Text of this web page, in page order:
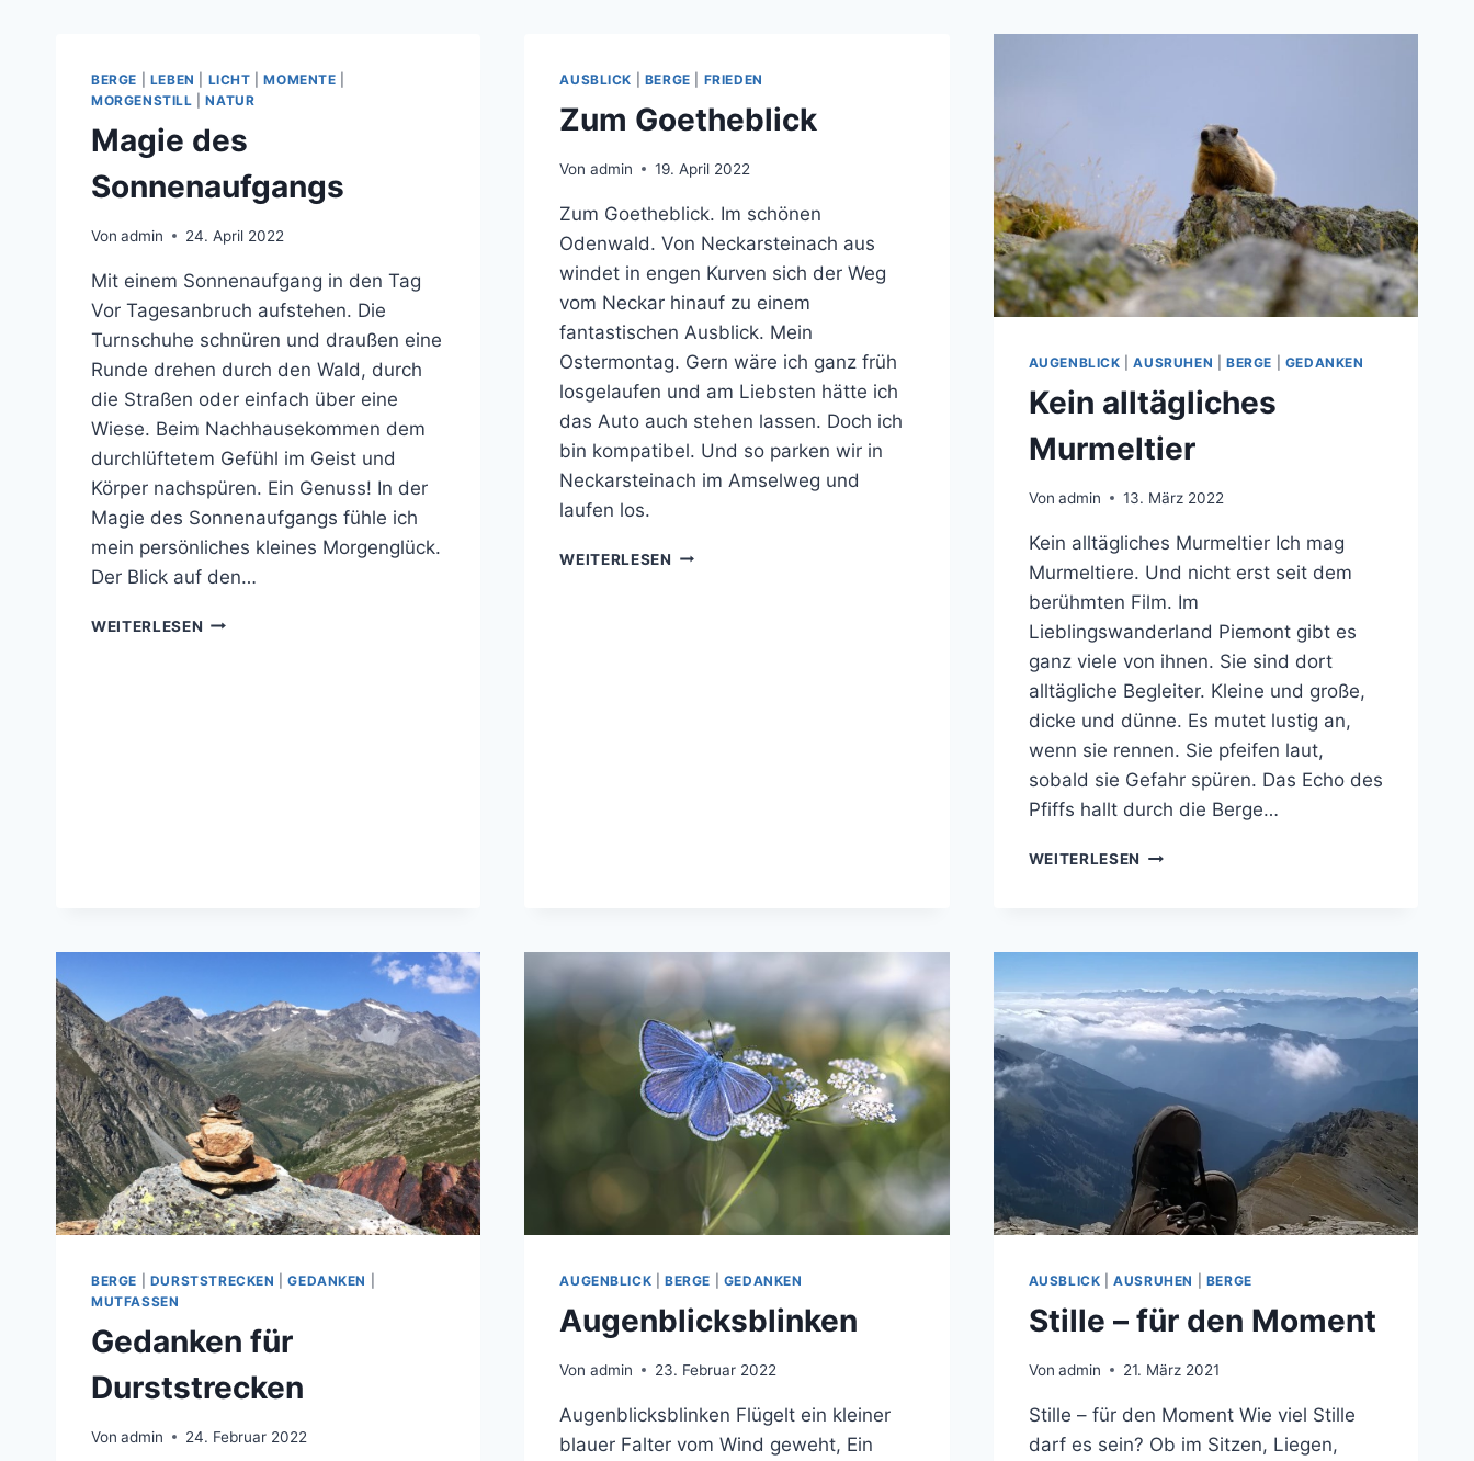
BERGE LEBEN LICHT |MOMENTE
MORGENSTILL |NATUR
Magie des
Sonnenaufgangs
Von admin 24. April 2022
Mit einem Sonnenaufgang in den Tag
Vor Tagesanbruch aufstehen. Die
Turnschuhe schnüren und draußen eine
Runde drehen durch den Wald, durch
die Straßen oder einfach über eine
Wiese. Beim Nachhausekommen dem
durchlüftetem Gefühl im Geist und
Körper nachspüren. Ein Genuss! In der
Magie des Sonnenaufgangs fühle ich
mein persönliches kleines Morgenglück.
Der Blick auf den…
WEITERLESEN MAGIE
AUSBLICK BERGE FRIEDEN
Zum Goetheblick
Von admin 19. April 2022
Zum Goetheblick. Im schönen
Odenwald. Von Neckarsteinach aus
windet in engen Kurven sich der Weg
vom Neckar hinauf zu einem
fantastischen Ausblick. Mein
Ostermontag. Gern wäre ich ganz früh
losgelaufen und am Liebsten hätte ich
das Auto auch stehen lassen. Doch ich
bin kompatibel. Und so parken wir in
Neckarsteinach im Amselweg und
laufen los.
WEITERLESEN ZUM
AUGENBLICK |AUSRUHEN BERGE GEDANKEN
Kein alltägliches
Murmeltier
Von admin 13. März 2022
Kein alltägliches Murmeltier Ich mag
Murmeltiere. Und nicht erst seit dem
berühmten Film. Im
Lieblingswanderland Piemont gibt es
ganz viele von ihnen. Sie sind dort
alltägliche Begleiter. Kleine und große,
dicke und dünne. Es mutet lustig an,
wenn sie rennen. Sie pfeifen laut,
sobald sie Gefahr spüren. Das Echo des
Pfiffs hallt durch die Berge…
WEITERLESEN KEIN
BERGE DURSTSTRECKEN |GEDANKEN
MUTFASSEN
Gedanken für
Durststrecken
Von admin 24. Februar 2022
AUGENBLICK |BERGE GEDANKEN
Augenblicksblinken
Von admin 23. Februar 2022
Augenblicksblinken Flügelt ein kleiner
blauer Falter vom Wind geweht, Ein
AUSBLICK |AUSRUHEN BERGE
Stille – für den Moment
Von admin 21. März 2021
Stille – für den Moment Wie viel Stille
darf es sein? Ob im Sitzen, Liegen,